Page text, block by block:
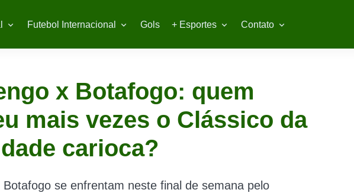
Futebol Internacional Gols + Esportes Contato
x Botafogo: quem
mais vezes o Clássico da
carioca?
Botafogo se enfrentam neste final de semana pelo